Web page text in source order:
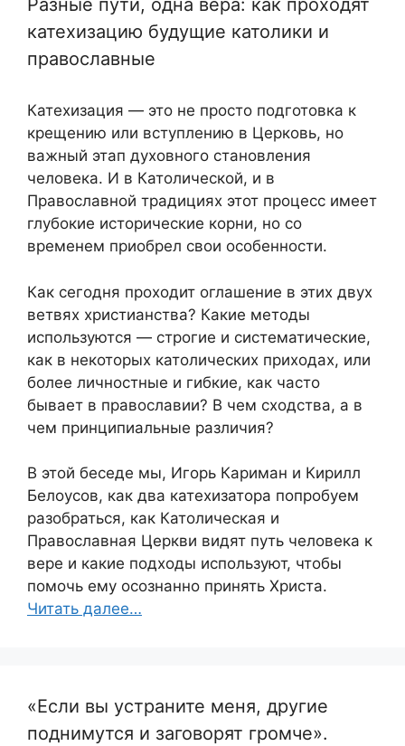
Разные пути, одна вера: как проходят
катехизацию будущие католики и
православные
Катехизация — это не просто подготовка к
крещению или вступлению в Церковь, но
важный этап духовного становления
человека. И в Католической, и в
Православной традициях этот процесс имеет
глубокие исторические корни, но со
временем приобрел свои особенности.
Как сегодня проходит оглашение в этих двух
ветвях христианства? Какие методы
используются — строгие и систематические,
как в некоторых католических приходах, или
более личностные и гибкие, как часто
бывает в православии? В чем сходства, а в
чем принципиальные различия?
В этой беседе мы, Игорь Кариман и Кирилл
Белоусов, как два катехизатора попробуем
разобраться, как Католическая и
Православная Церкви видят путь человека к
вере и какие подходы используют, чтобы
помочь ему осознанно принять Христа.
Читать далее…
«Если вы устраните меня, другие
поднимутся и заговорят громче».